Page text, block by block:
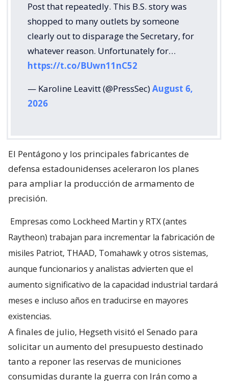
Post that repeatedly. This B.S. story was
shopped to many outlets by someone
clearly out to disparage the Secretary, for
whatever reason. Unfortunately for…
https://t.co/BUwn11nC52
— Karoline Leavitt (@PressSec)August 6,
2026
El Pentágono y los principales fabricantes de
defensa estadounidenses aceleraron los planes
para ampliar la producción de armamento de
precisión.
Empresas como Lockheed Martin y RTX (antes
Raytheon) trabajan para incrementar la fabricación de
misiles Patriot, THAAD, Tomahawk y otros sistemas,
aunque funcionarios y analistas advierten que el
aumento significativo de la capacidad industrial tardará
meses e incluso años en traducirse en mayores
existencias.
A finales de julio, Hegseth visitó el Senado para
solicitar un aumento del presupuesto destinado
tanto a reponer las reservas de municiones
consumidas durante la guerra con Irán como a